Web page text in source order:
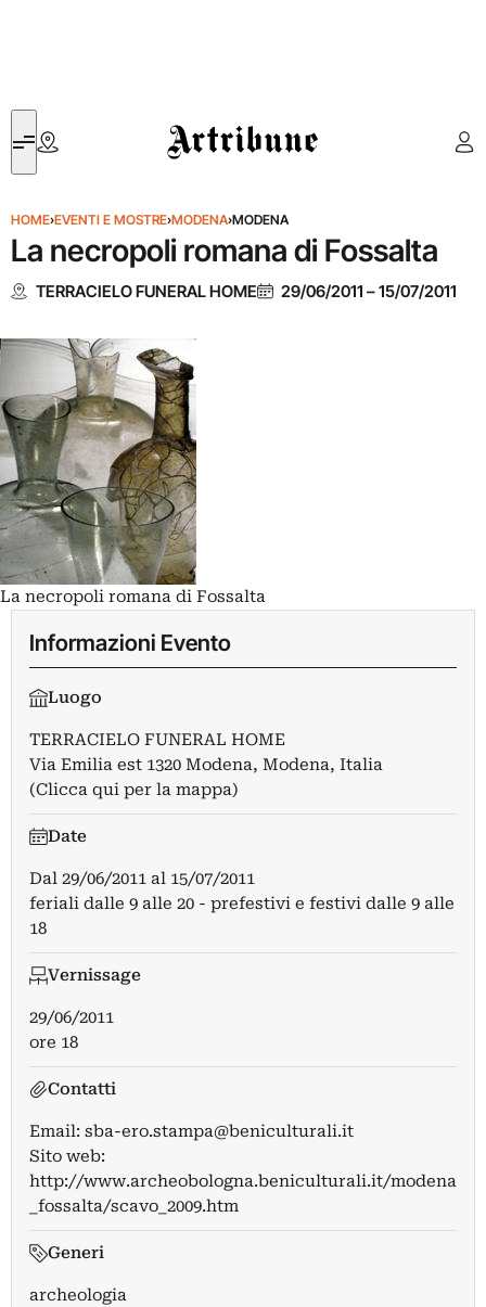
Artribune
HOME›EVENTI E MOSTRE›MODENA›MODENA
La necropoli romana di Fossalta
TERRACIELO FUNERAL HOME 29/06/2011 –15/07/2011
La necropoli romana di Fossalta
Informazioni Evento
Luogo
TERRACIELO FUNERAL HOME
Via Emilia est 1320 Modena, Modena, Italia
(Clicca qui per la mappa)
Date
Dal 29/06/2011 al 15/07/2011
feriali dalle 9 alle 20 - prefestivi e festivi dalle 9 alle
18
Vernissage
29/06/2011
ore 18
Contatti
Email: sba-ero.stampa@beniculturali.it
Sito web:
http://www.archeobologna.beniculturali.it/modena
_fossalta/scavo_2009.htm
Generi
archeologia